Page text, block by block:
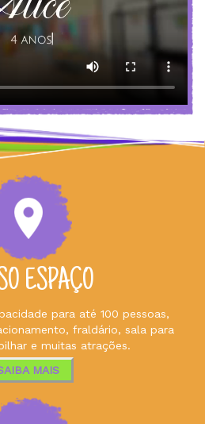
ESPAÇO
para até 100 pessoas,
fraldário, sala para
e muitas atrações.
MAIS